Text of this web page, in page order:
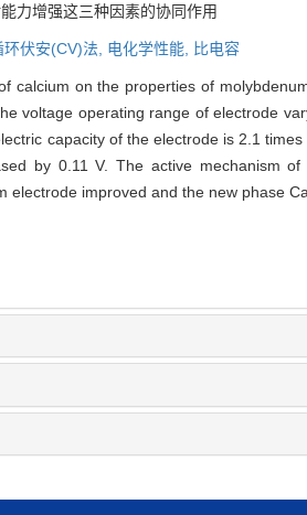
力增强这三种因素的协同作用
环伏安(CV)法, 电化学性能, 比电容
calcium on the properties of
voltage operating range of electrode
capacity of the electrode is 2.1
by 0.11 V. The active mechanism
electrode improved and the new phase